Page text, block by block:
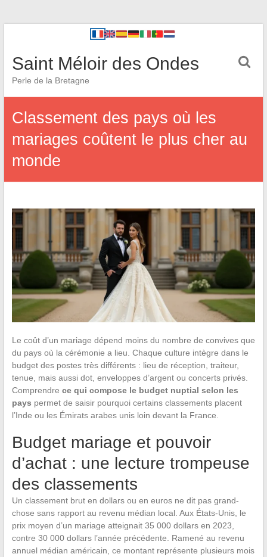
Saint Méloir des Ondes
Perle de la Bretagne
Classement des pays où les
mariages coûtent le plus cher au
monde
Le coût d’un mariage dépend moins du nombre de convives que
du pays où la cérémonie a lieu. Chaque culture intègre dans le
budget des postes très différents : lieu de réception, traiteur,
tenue, mais aussi dot, enveloppes d’argent ou concerts privés.
Comprendre ce qui compose le budget nuptial selon les
pays permet de saisir pourquoi certains classements placent
l’Inde ou les Émirats arabes unis loin devant la France.
Budget mariage et pouvoir
d’achat : une lecture trompeuse
des classements
Un classement brut en dollars ou en euros ne dit pas grand-
chose sans rapport au revenu médian local. Aux États-Unis, le
prix moyen d’un mariage atteignait 35 000 dollars en 2023,
contre 30 000 dollars l’année précédente. Ramené au revenu
annuel médian américain, ce montant représente plusieurs mois